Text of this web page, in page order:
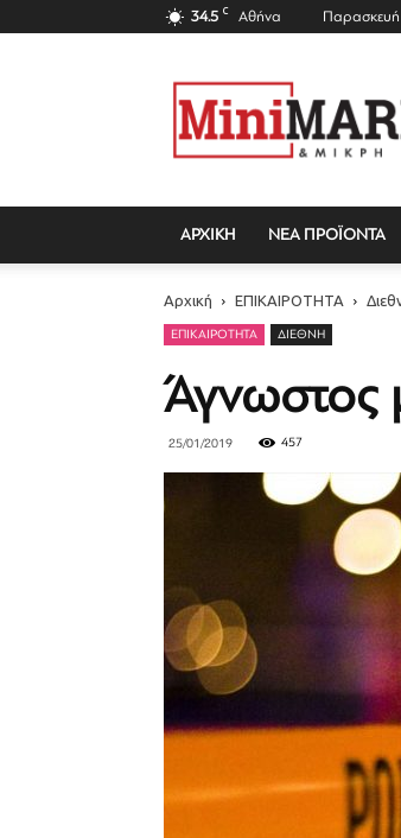
34.5 C Αθήνα Παρασκευή
Mini
Market
Magazine
ΑΡΧΙΚΗ ΝΕΑ ΠΡΟΪΟΝΤΑ
Αρχική ΕΠΙΚΑΙΡΟΤΗΤΑ
ΕΠΙΚΑΙΡΟΤΗΤΑ ΔΙΕΘΝΉ
Άγνωστος
25/01/2019 457